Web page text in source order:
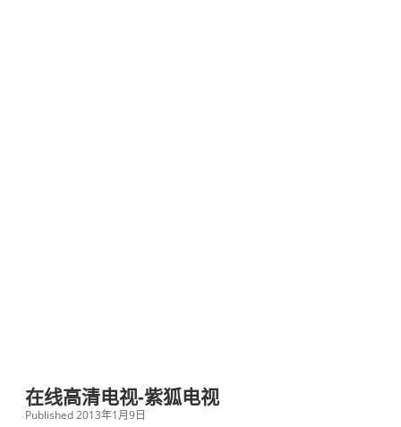
在线高清电视-紫狐电视
Published 2013年1月9日